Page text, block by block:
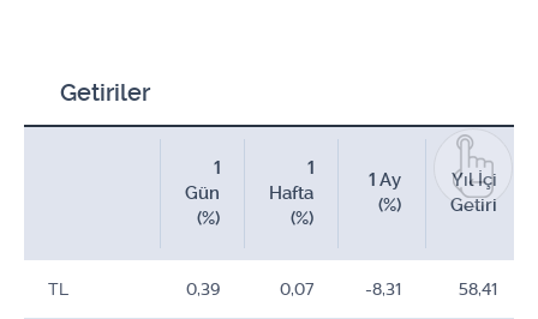
Getiriler
1
Gün
(%)
1
Hafta
(%)
1 Ay
(%)
Yıl İçi
Getiri
TL 0,39 0,07 -8,31 58,41